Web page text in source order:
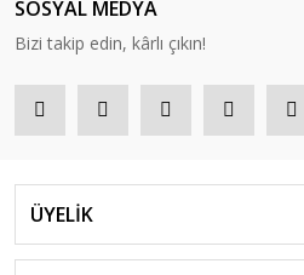
SOSYAL MEDYA
Bizi takip edin, kârlı çıkın!
ÜYELİK